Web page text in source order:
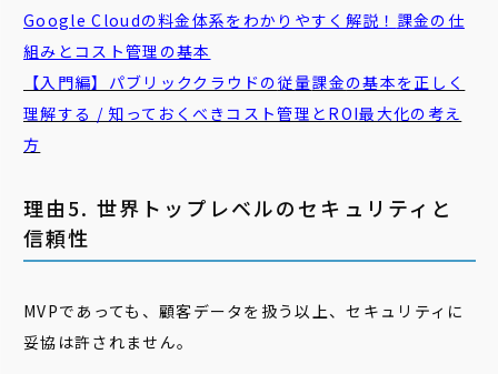
Google Cloudの料金体系をわかりやすく解説！ 課金の仕
組みとコスト管理の基本
【入門編】パブリッククラウドの従量課金の基本を正しく
理解する / 知っておくべきコスト管理とROI最大化の考え
方
理由5. 世界トップレベルのセキュリティと
信頼性
MVPであっても、顧客データを扱う以上、セキュリティに
妥協は許されません。